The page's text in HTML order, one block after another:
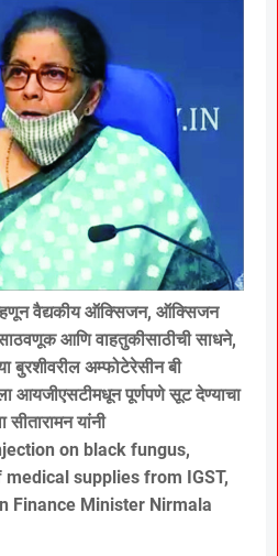
म्हणून वैद्यकीय ऑक्सिजन, ऑक्सिजन
आणि वाहतुकीसाठीची साधने,
बुरशीवरील अम्फोटेरेसीन बी
आयजीएसटीमधून पूर्णपणे सूट देण्याचा
सीतारामन यांनी
on black fungus,
supplies from IGST,
Finance Minister Nirmala